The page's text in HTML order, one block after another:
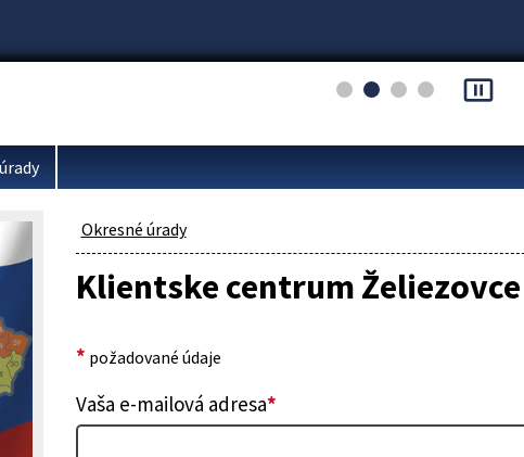
pause_presentation
Okresné úrady
Klientske centrum Želiezovce
* požadované údaje
Vaša e-mailová adresa*